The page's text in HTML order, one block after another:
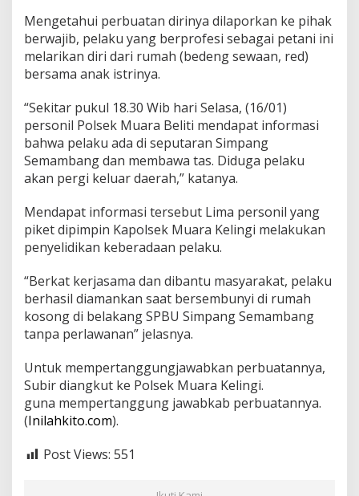
i
c
i
d
k
P
o
l
s
i
Mengetahui perbuatan dirinya dilaporkan ke pihak
berwajib, pelaku yang berprofesi sebagai petani ini
melarikan diri dari rumah (bedeng sewaan, red)
bersama anak istrinya.
“Sekitar pukul 18.30 Wib hari Selasa, (16/01)
personil Polsek Muara Beliti mendapat informasi
bahwa pelaku ada di seputaran Simpang
Semambang dan membawa tas. Diduga pelaku
akan pergi keluar daerah,” katanya.
Mendapat informasi tersebut Lima personil yang
piket dipimpin Kapolsek Muara Kelingi melakukan
penyelidikan keberadaan pelaku.
“Berkat kerjasama dan dibantu masyarakat, pelaku
berhasil diamankan saat bersembunyi di rumah
kosong di belakang SPBU Simpang Semambang
tanpa perlawanan” jelasnya.
Untuk mempertanggungjawabkan perbuatannya,
Subir diangkut ke Polsek Muara Kelingi.
guna mempertanggung jawabkab perbuatannya.
(Inilahkito.com).
Post Views: 551